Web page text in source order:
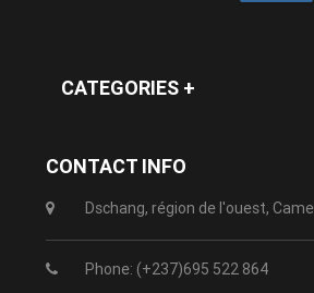
CATEGORIES +
CONTACT INFO
Dschang, région de l'ouest,
Phone: (+237)695 522 864